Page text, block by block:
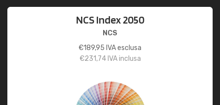
NCS Index 2050
NCS
€189,95 IVA esclusa
€231,74IVA inclusa